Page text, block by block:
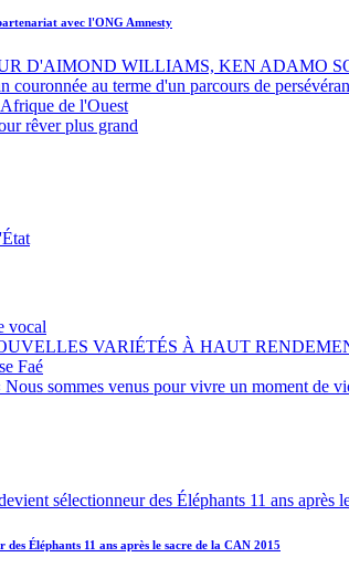
avec l'ONG Amnesty
D'AIMOND WILLIAMS, KEN ADAMO
au terme d'un parcours de
de l'Ouest
rêver plus grand
vocal
VARIÉTÉS À HAUT
Faé
sommes venus pour vivre un moment de
Éléphants 11 ans après le sacre de la CAN 2015